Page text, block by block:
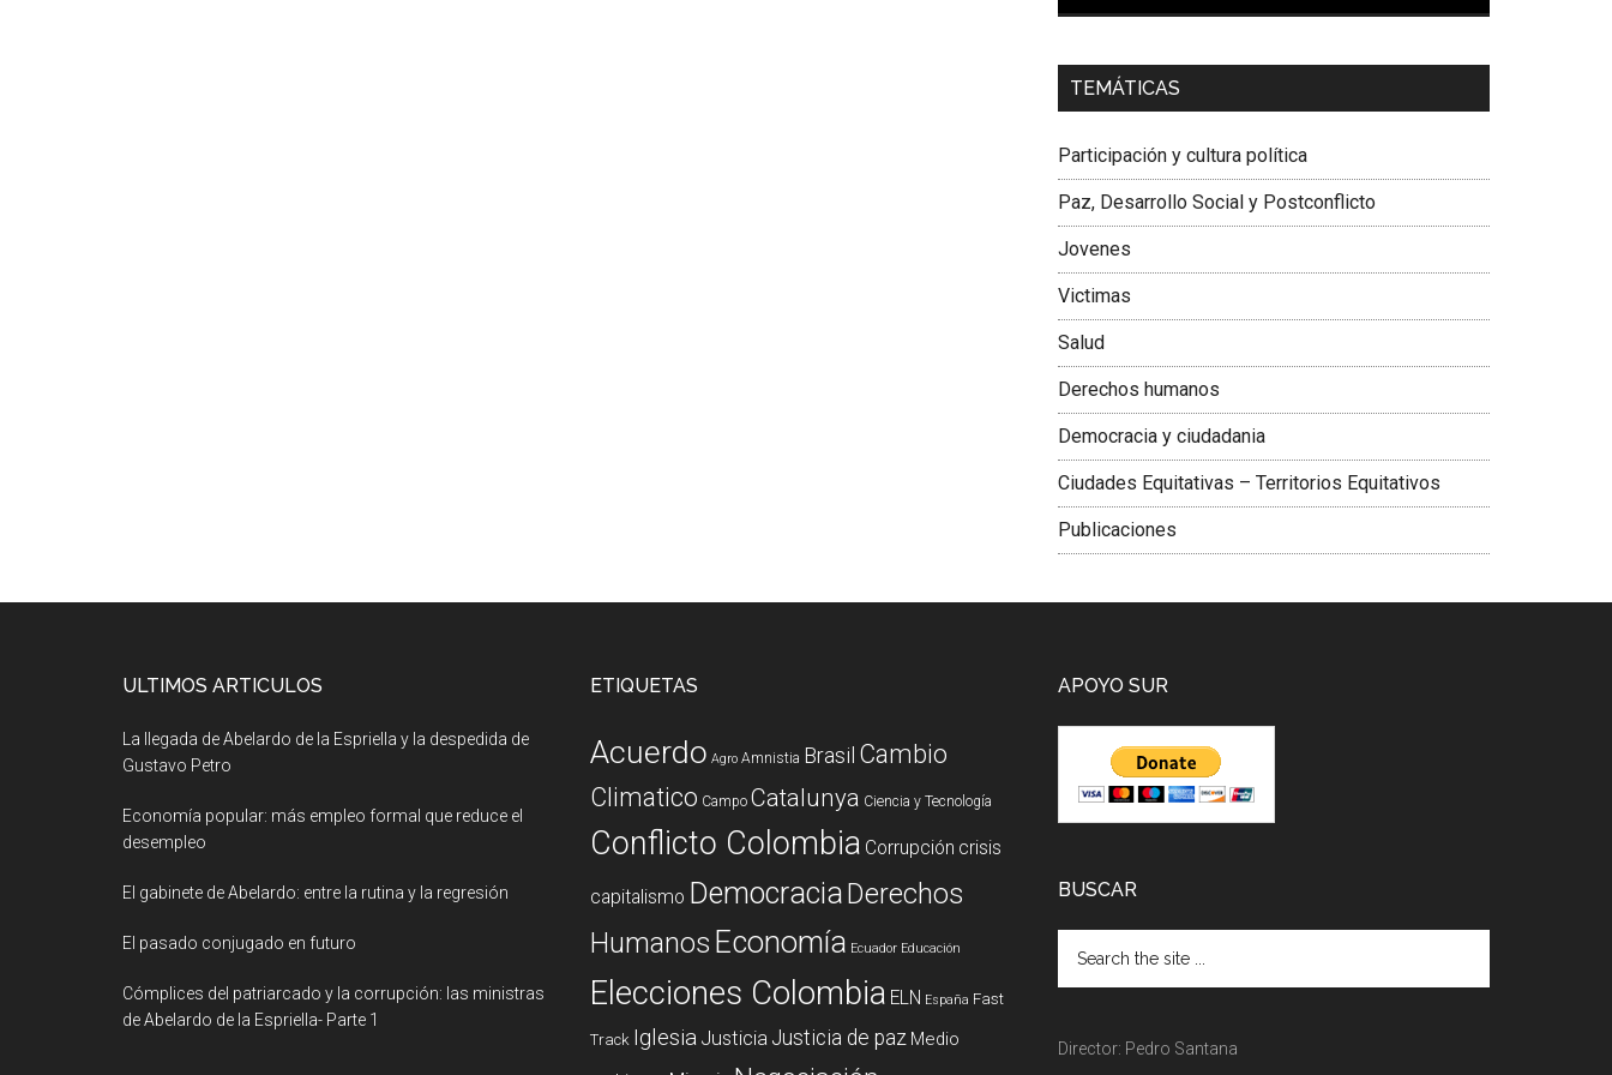
Dra. Carolina Corcho Mejía,
Latinoamericana Sur, Vicepresidenta Federación
TEMÁTICAS
Participación y cultura política
Paz, Desarrollo Social y Postconflicto
Jovenes
Victimas
Salud
Derechos humanos
Democracia y ciudadania
Ciudades Equitativas – Territorios Equitativos
Publicaciones
ULTIMOS ARTICULOS
La llegada de Abelardo de la Espriella y la despedida de
Gustavo Petro
Economía popular: más empleo formal que reduce el
desempleo
El gabinete de Abelardo: entre la rutina y la regresión
El pasado conjugado en futuro
Cómplices del patriarcado y la corrupción: las ministras
de Abelardo de la Espriella- Parte 1
ETIQUETAS
Acuerdo Agro Amnistia Brasil Cambio
Climatico Campo Catalunya Ciencia y Tecnología
Conflicto Colombia Corrupción crisis
capitalismo DemocraciaDerechos
Humanos Economía Ecuador Educación
Elecciones Colombia ELN España Fast
Track Iglesia Justicia Justicia de paz Medio
APOYO SUR
BUSCAR
Director: Pedro Santana